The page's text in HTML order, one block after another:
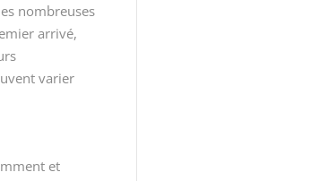
nombreuses
arrivé,
varier
et